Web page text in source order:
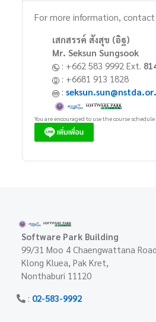
For more information,
เสกสรรค์ สังสุข (อิฐ)
Mr. Seksun Sungsook
: +662 583 9992 Ext.
: +6681 913 1828
:
You are encouraged to use the course
Software Park Building
99/31 Moo 4 Chaengwattana Road,
Klong Kluea, Pak Kret,
Nonthaburi 11120
: 02-583-9992